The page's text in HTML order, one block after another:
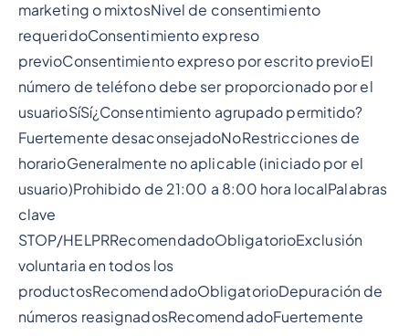
marketing o mixtosNivel de consentimiento
requeridoConsentimiento expreso
previoConsentimiento expreso por escrito previoEl
número de teléfono debe ser proporcionado por el
usuarioSíSí¿Consentimiento agrupado permitido?
Fuertemente desaconsejadoNoRestricciones de
horarioGeneralmente no aplicable (iniciado por el
usuario)Prohibido de 21:00 a 8:00 hora localPalabras
clave
STOP/HELPRRecomendadoObligatorioExclusión
voluntaria en todos los
productosRecomendadoObligatorioDepuración de
números reasignadosRecomendadoFuertemente